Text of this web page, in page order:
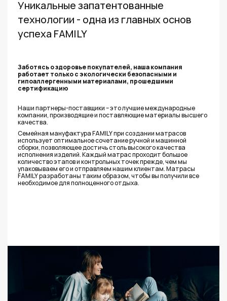
Уникальные запатентованные
технологии - одна из главных основ
успеха FAMILY
Заботясь о здоровье покупателей, наша компания
работает только с экологически безопасными и
гипоаллергенными материалами, прошедшими
сертификацию
Наши партнеры-поставщики – это лучшие международные
компании, производящие и поставляющие материалы высшего
качества.
Семейная мануфактура FAMILY при создании матрасов
использует оптимальное сочетание ручной и машинной
сборки, позволяющее достичь столь высокого качества
исполнения изделий. Каждый матрас проходит большое
количество этапов и контрольных точек прежде, чем мы
упаковываем его и отправляем нашим клиентам. Матрасы
FAMILY разработаны таким образом, чтобы вы получили все
необходимое для полноценного отдыха.